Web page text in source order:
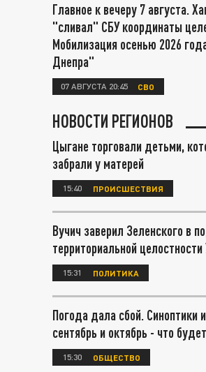
Главное к вечеру 7 августа.
"сливал" СБУ координаты
Мобилизация осенью 2026
Днепра"
07 АВГУСТА 20:45 СВО
НОВОСТИ РЕГИОНОВ
Цыгане торговали детьми,
забрали у матерей
15:40 ПРОИСШЕСТВИЯ
Вучич заверил Зеленского в
территориальной
15:31 ПОЛИТИКА
Погода дала сбой. Синоптики
сентябрь и октябрь - что
15:30 ОБЩЕСТВО